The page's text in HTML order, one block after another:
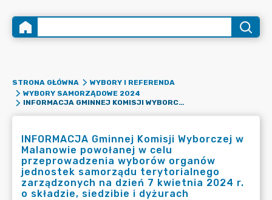
STRONA GŁÓWNA
WYBORY I REFERENDA
WYBORY SAMORZĄDOWE 2024
INFORMACJA GMINNEJ KOMISJI WYBORCZEJ W MALANOWIE POWOŁANEJ W CELU PRZEPROWADZENIA WYBORÓW ORGANÓW JEDNOSTEK SAMORZĄDU TERYTORIALNEGO ZARZĄDZONYCH NA DZIEŃ 7 KWIETNIA 2024 R. O SKŁADZIE, SIEDZIBIE I DYŻURACH
INFORMACJA Gminnej Komisji Wyborczej w
Malanowie powołanej w celu
przeprowadzenia wyborów organów
jednostek samorządu terytorialnego
zarządzonych na dzień 7 kwietnia 2024 r.
o składzie, siedzibie i dyżurach